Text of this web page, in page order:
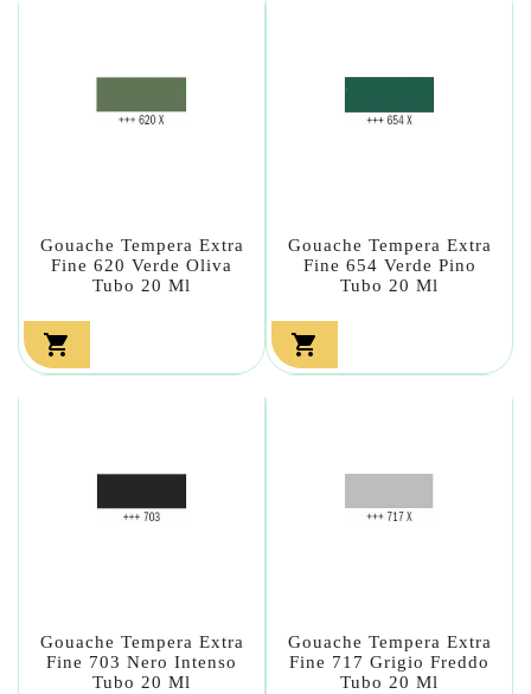
Gouache Tempera Extra
Fine 620 Verde Oliva
Tubo 20 Ml

Gouache Tempera Extra
Fine 654 Verde Pino
Tubo 20 Ml

Gouache Tempera Extra
Fine 703 Nero Intenso
Tubo 20 Ml
Gouache Tempera Extra
Fine 717 Grigio Freddo
Tubo 20 Ml